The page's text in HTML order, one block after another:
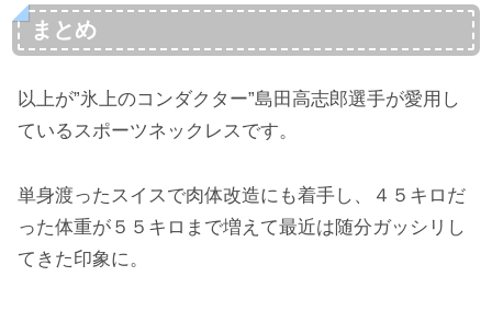
まとめ
以上が”氷上のコンダクター”島田高志郎選手が愛用し
ているスポーツネックレスです。
単身渡ったスイスで肉体改造にも着手し、４５キロだ
った体重が５５キロまで増えて最近は随分ガッシリし
てきた印象に。